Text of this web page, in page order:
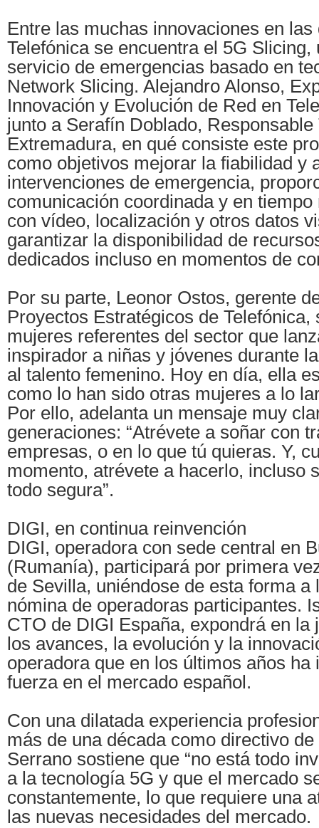
Entre las muchas innovaciones en las
Telefónica se encuentra el 5G Slicing,
servicio de emergencias basado en
Network Slicing. Alejandro Alonso,
Innovación y Evolución de Red en
junto a Serafín Doblado, Responsable
Extremadura, en qué consiste este
como objetivos mejorar la fiabilidad y
intervenciones de emergencia,
comunicación coordinada y en
con vídeo, localización y otros datos
garantizar la disponibilidad de
dedicados incluso en momentos de
Por su parte, Leonor Ostos, gerente
Proyectos Estratégicos de Telefónica,
mujeres referentes del sector que
inspirador a niñas y jóvenes durante
al talento femenino. Hoy en día, ella
como lo han sido otras mujeres a lo
Por ello, adelanta un mensaje muy
generaciones: “Atrévete a soñar con
empresas, o en lo que tú quieras. Y,
momento, atrévete a hacerlo, incluso
todo segura”.
DIGI, en continua reinvención
DIGI, operadora con sede central en
(Rumanía), participará por primera
de Sevilla, uniéndose de esta forma a
nómina de operadoras participantes.
CTO de DIGI España, expondrá en la
los avances, la evolución y la
operadora que en los últimos años ha
fuerza en el mercado español.
Con una dilatada experiencia
más de una década como directivo
Serrano sostiene que “no está todo
a la tecnología 5G y que el mercado
constantemente, lo que requiere una
las nuevas necesidades del mercado.